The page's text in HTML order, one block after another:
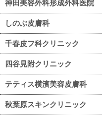
神田美容外科形成外科医院
しのぶ皮膚科
千春皮フ科クリニック
四谷見附クリニック
テティス横濱美容皮膚科
秋葉原スキンクリニック